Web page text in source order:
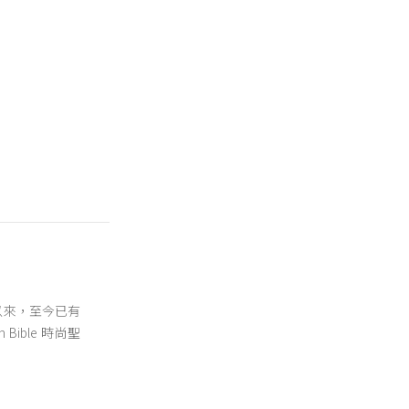
來，至今已有
Bible 時尚聖